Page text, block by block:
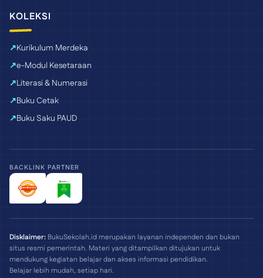
KOLEKSI
Kurikulum Merdeka
e-Modul Kesetaraan
Literasi & Numerasi
Buku Cetak
Buku Saku PAUD
BACKLINK PARTNER
Disklaimer: BukuSekolah.id merupakan layanan independen dan bukan
situs resmi pemerintah. Materi yang ditampilkan ditujukan untuk
mendukung kegiatan belajar dan akses informasi pendidikan.
Belajar lebih mudah, setiap hari.